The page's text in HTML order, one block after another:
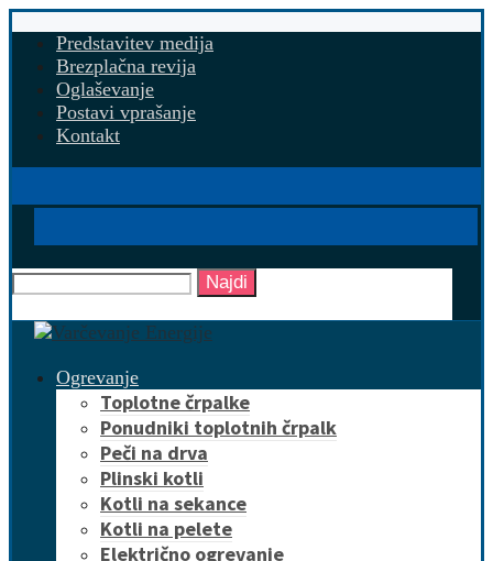
Predstavitev medija
Brezplačna revija
Oglaševanje
Postavi vprašanje
Kontakt
Najdi
Ogrevanje
Toplotne črpalke
Ponudniki toplotnih črpalk
Peči na drva
Plinski kotli
Kotli na sekance
Kotli na pelete
Električno ogrevanje